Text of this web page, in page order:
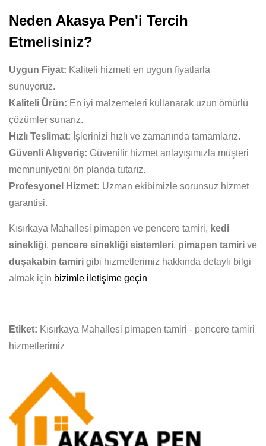
Neden Akasya Pen'i Tercih
Etmelisiniz?
Uygun Fiyat: Kaliteli hizmeti en uygun fiyatlarla
sunuyoruz.
Kaliteli Ürün: En iyi malzemeleri kullanarak uzun ömürlü
çözümler sunarız.
Hızlı Teslimat: İşlerinizi hızlı ve zamanında tamamlarız.
Güvenli Alışveriş: Güvenilir hizmet anlayışımızla müşteri
memnuniyetini ön planda tutarız.
Profesyonel Hizmet: Uzman ekibimizle sorunsuz hizmet
garantisi.
Kısırkaya Mahallesi pimapen ve pencere tamiri, kedi
sinekliği, pencere sinekliği sistemleri, pimapen tamiri ve
duşakabin tamiri gibi hizmetlerimiz hakkında detaylı bilgi
almak için bizimle iletişime geçin
Etiket: Kısırkaya Mahallesi pimapen tamiri - pencere tamiri
hizmetlerimiz